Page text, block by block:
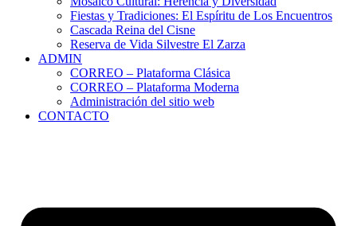
Fiestas y Tradiciones: El Espíritu de Los Encuentros
Cascada Reina del Cisne
Reserva de Vida Silvestre El Zarza
ADMIN
CORREO – Plataforma Clásica
CORREO – Plataforma Moderna
Administración del sitio web
CONTACTO